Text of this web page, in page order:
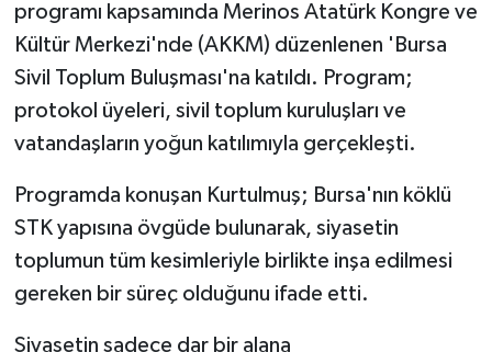
programı kapsamında Merinos Atatürk Kongre ve
Kültür Merkezi'nde (AKKM) düzenlenen 'Bursa
Sivil Toplum Buluşması'na katıldı. Program;
protokol üyeleri, sivil toplum kuruluşları ve
vatandaşların yoğun katılımıyla gerçekleşti.
Programda konuşan Kurtulmuş; Bursa'nın köklü
STK yapısına övgüde bulunarak, siyasetin
toplumun tüm kesimleriyle birlikte inşa edilmesi
gereken bir süreç olduğunu ifade etti.
Siyasetin sadece dar bir alana